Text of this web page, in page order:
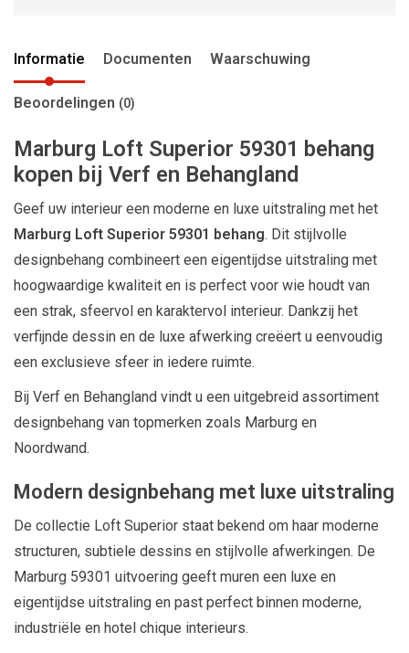
Informatie Documenten Waarschuwing
Beoordelingen (0)
Marburg Loft Superior 59301 behang
kopen bij Verf en Behangland
Geef uw interieur een moderne en luxe uitstraling met het
Marburg Loft Superior 59301 behang. Dit stijlvolle
designbehang combineert een eigentijdse uitstraling met
hoogwaardige kwaliteit en is perfect voor wie houdt van
een strak, sfeervol en karaktervol interieur. Dankzij het
verfijnde dessin en de luxe afwerking creëert u eenvoudig
een exclusieve sfeer in iedere ruimte.
Bij Verf en Behangland vindt u een uitgebreid assortiment
designbehang van topmerken zoals Marburg en
Noordwand.
Modern designbehang met luxe uitstraling
De collectie Loft Superior staat bekend om haar moderne
structuren, subtiele dessins en stijlvolle afwerkingen. De
Marburg 59301 uitvoering geeft muren een luxe en
eigentijdse uitstraling en past perfect binnen moderne,
industriële en hotel chique interieurs.